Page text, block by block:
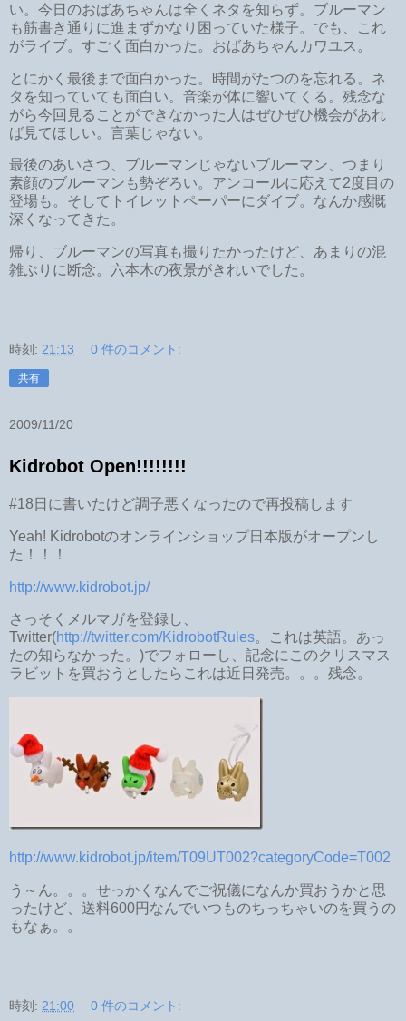
い。今日のおばあちゃんは全くネタを知らず。ブルーマン
も筋書き通りに進まずかなり困っていた様子。でも、これ
がライブ。すごく面白かった。おばあちゃんカワユス。
とにかく最後まで面白かった。時間がたつのを忘れる。ネ
タを知っていても面白い。音楽が体に響いてくる。残念な
がら今回見ることができなかった人はぜひぜひ機会があれ
ば見てほしい。言葉じゃない。
最後のあいさつ、ブルーマンじゃないブルーマン、つまり
素顔のブルーマンも勢ぞろい。アンコールに応えて2度目の
登場も。そしてトイレットペーパーにダイブ。なんか感慨
深くなってきた。
帰り、ブルーマンの写真も撮りたかったけど、あまりの混
雑ぶりに断念。六本木の夜景がきれいでした。
時刻: 21:13 0 件のコメント:
共有
2009/11/20
Kidrobot Open!!!!!!!!
#18日に書いたけど調子悪くなったので再投稿します
Yeah! Kidrobotのオンラインショップ日本版がオープンし
た！！！
http://www.kidrobot.jp/
さっそくメルマガを登録し、
Twitter(http://twitter.com/KidrobotRules。これは英語。あっ
たの知らなかった。)でフォローし、記念にこのクリスマス
ラビットを買おうとしたらこれは近日発売。。。残念。
http://www.kidrobot.jp/item/T09UT002?categoryCode=T002
う～ん。。。せっかくなんでご祝儀になんか買おうかと思
ったけど、送料600円なんでいつものちっちゃいのを買うの
もなぁ。。
時刻: 21:00 0 件のコメント: